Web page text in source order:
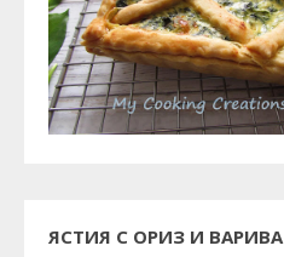
ЯСТИЯ С ОРИЗ И ВАРИВА